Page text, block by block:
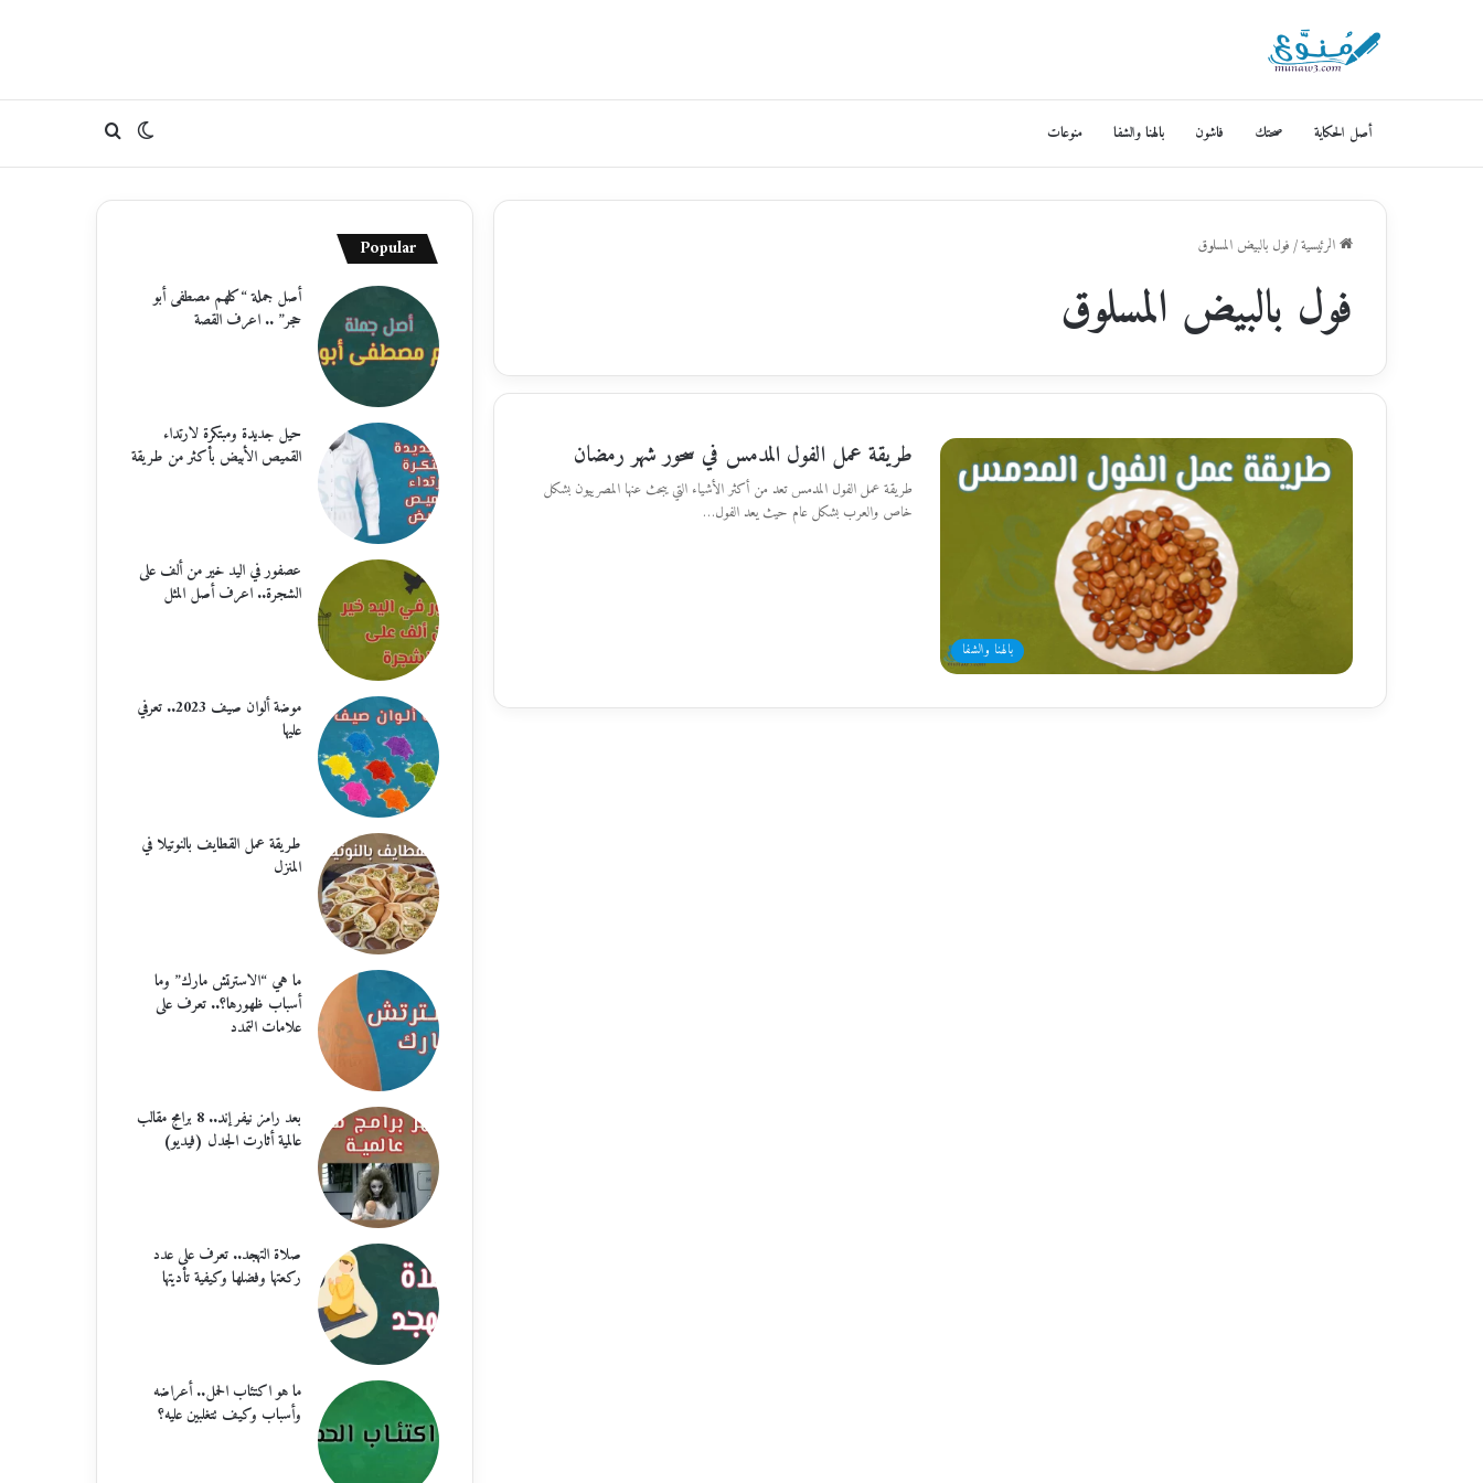
أصل الحكاية صحتك فاشون بالهنا والشفا منوعات بحثالوضع
المظلم
الرئيسية/فول بالبيض المسلوق
فول بالبيض المسلوق
بالهنا والشفا
طريقة عمل الفول المدمس في سحور شهر رمضان
طريقة عمل الفول المدمس تعد من أكثر الأشياء التي يبحث عنها المصرييون بشكل
خاص والعرب بشكل عام حيث يعد الفول…
Popular
أصل جملة “كلهم مصطفى أبو
حجر” .. اعرف القصة
حيل جديدة ومبتكرة لارتداء
القميص الأبيض بأكثر من طريقة
عصفور في اليد خير من ألف على
الشجرة.. اعرف أصل المثل
موضة ألوان صيف 2023.. تعرفي
عليها
طريقة عمل القطايف بالنوتيلا في
المنزل
ما هي “الاسترتش مارك” وما
أسباب ظهورها؟.. تعرف على
علامات التمدد
بعد رامز نيفر إند.. 8 برامج مقالب
عالمية أثارت الجدل (فيديو)
صلاة التهجد.. تعرف على عدد
ركعتها وفضلها وكيفية تأديتها
ما هو اكتئاب الحمل.. أعراضه
وأسباب وكيف تتغلبين عليه؟